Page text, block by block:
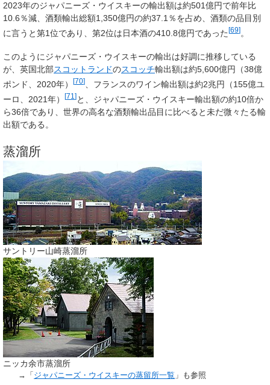
2023年のジャパニーズ・ウイスキーの輸出額は約501億円で前年比
10.6％減、酒類輸出総額1,350億円の約37.1％を占め、酒類の品目別
に言うと第1位であり、第2位は日本酒の410.8億円であった[69]。
このようにジャパニーズ・ウイスキーの輸出は好調に推移している
が、英国北部スコットランドのスコッチ輸出額は約5,600億円（38億
ポンド、2020年）
[70]
、フランスのワイン輸出額は約2兆円（155億ユ
ーロ、2021年）
[71 ]と、ジャパニーズ・ウイスキー輸出額の約10倍か
ら36倍であり、世界の高名な酒類輸出品目に比べると未だ微々たる輸
出額である。
蒸溜所
サントリー山崎蒸溜所
ニッカ余市蒸溜所
→「 ジャパニーズ・ウイスキーの蒸留所一覧 」も参照